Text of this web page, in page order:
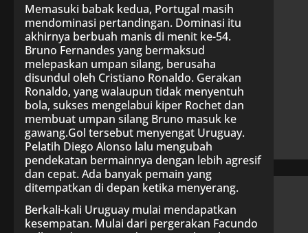
Memasuki babak kedua, Portugal masih
mendominasi pertandingan. Dominasi itu
akhirnya berbuah manis di menit ke-54.
Bruno Fernandes yang bermaksud
melepaskan umpan silang, berusaha
disundul oleh Cristiano Ronaldo. Gerakan
Ronaldo, yang walaupun tidak menyentuh
bola, sukses mengelabui kiper Rochet dan
membuat umpan silang Bruno masuk ke
gawang.Gol tersebut menyengat Uruguay.
Pelatih Diego Alonso lalu mengubah
pendekatan bermainnya dengan lebih agresif
dan cepat. Ada banyak pemain yang
ditempatkan di depan ketika menyerang.
Berkali-kali Uruguay mulai mendapatkan
kesempatan. Mulai dari pergerakan Facundo